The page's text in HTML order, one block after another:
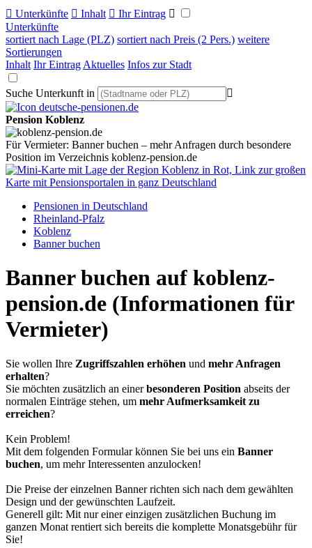
 Unterkünfte  Inhalt  Ihr Eintrag 
Unterkünfte
sortiert nach Lage (PLZ) sortiert nach Preis (2 Pers.) weitere
Sortierungen
Inhalt Ihr Eintrag Aktuelles Infos zur Stadt
Suche Unterkunft in 
Pension Koblenz
Für Vermieter: Banner buchen – mehr Anfragen durch besondere
Position im Verzeichnis koblenz-pension.de
Pensionen in Deutschland
Rheinland-Pfalz
Koblenz
Banner buchen
Banner buchen auf koblenz-
pension.de (Informationen für
Vermieter)
Sie wollen Ihre Zugriffszahlen erhöhen und mehr Anfragen
erhalten?
Sie möchten zusätzlich an einerbesonderen Position abseits der
normalen Einträge stehen, um mehr Aufmerksamkeit zu
erreichen?
Kein Problem!
Mit dem folgenden Formular können Sie bei uns ein Banner
buchen, um mehr Interessenten anzulocken!
Die Preise der einzelnen Banner richten sich nach dem gewählten
Design und der gewünschten Laufzeit.
Generell gilt: Mit nur einer einzigen zusätzlichen Buchung im
ganzen Monat rentiert sich bereits die komplette Monatsgebühr für
Sie!